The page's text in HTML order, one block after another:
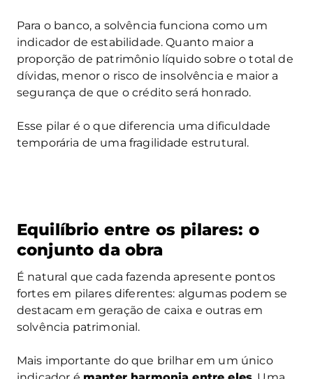
Para o banco, a solvência funciona como um
indicador de estabilidade. Quanto maior a
proporção de patrimônio líquido sobre o total de
dívidas, menor o risco de insolvência e maior a
segurança de que o crédito será honrado.
Esse pilar é o que diferencia uma dificuldade
temporária de uma fragilidade estrutural.
Equilíbrio entre os pilares: o
conjunto da obra
É natural que cada fazenda apresente pontos
fortes em pilares diferentes: algumas podem se
destacam em geração de caixa e outras em
solvência patrimonial.
Mais importante do que brilhar em um único